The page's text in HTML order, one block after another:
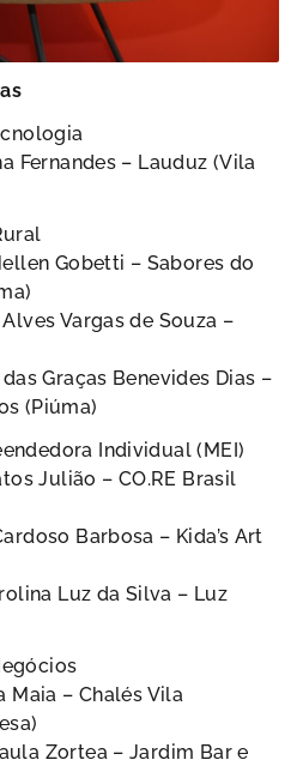
Fernandes – Lauduz (Vila
Gobetti – Sabores do
Vargas de Souza –
Graças Benevides Dias –
(Piúma)
Individual (MEI)
Julião – CO.RE Brasil
Barbosa – Kida’s Art
Luz da Silva – Luz
Maia – Chalés Vila
Zortea – Jardim Bar e